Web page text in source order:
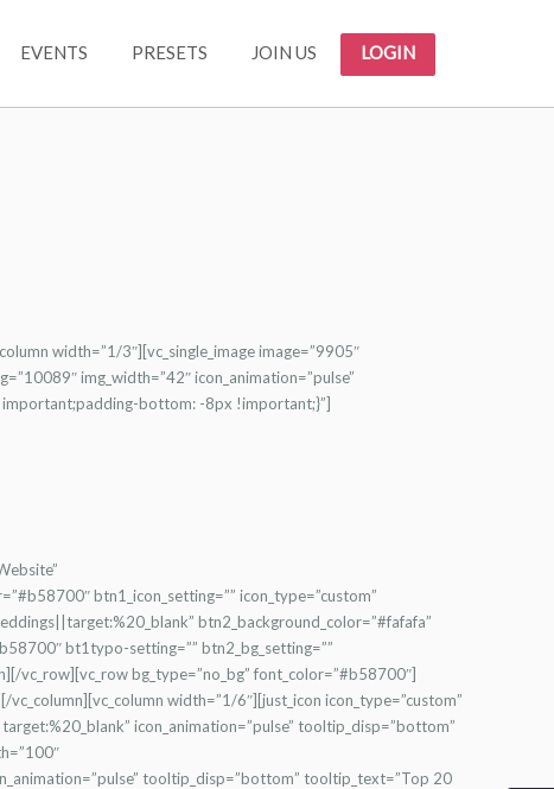
EVENTS PRESETS JOIN US LOGIN
width=”1/3″][vc_single_image image=”9905″
img_width=”42″ icon_animation=”pulse”
bottom: -8px !important;}”]
btn1_icon_setting=”” icon_type=”custom”
btn2_background_color=”#fafafa”
bt1typo-setting=”” btn2_bg_setting=””
vc_row][vc_row bg_type=”no_bg” font_color=”#b58700″]
width=”1/6″][just_icon icon_type=”custom”
icon_animation=”pulse” tooltip_disp=”bottom”
tooltip_disp=”bottom” tooltip_text=”Top 20